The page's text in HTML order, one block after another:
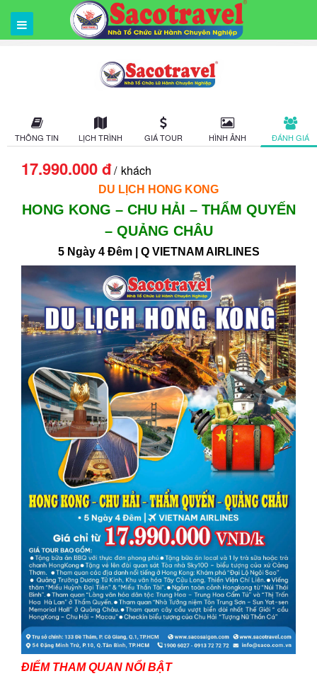
THÔNG TIN LỊCH TRÌNH GIÁ TOUR HÌNH ẢNH ĐÁNH GIÁ
17.990.000 đ khách
DU LỊCH HONG KONG
HONG KONG – CHU HẢI – THẨM QUYẾN
– QUẢNG CHÂU
5Ngày 4 Đêm| Q VIETNAM AIRLINES
ĐIỂM THAM QUAN NỔI BẬT